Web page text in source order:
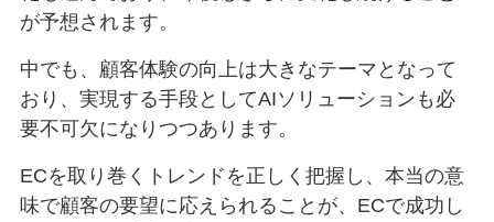
が予想されます。
中でも、顧客体験の向上は大きなテーマとなって
おり、実現する手段としてAIソリューションも必
要不可欠になりつつあります。
ECを取り巻くトレンドを正しく把握し、本当の意
味で顧客の要望に応えられることが、ECで成功し